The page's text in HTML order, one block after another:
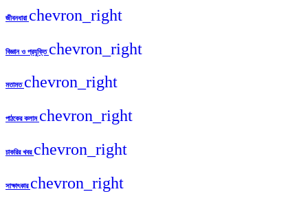
জীবনধারা chevron_right
বিজ্ঞান ও প্রযুক্তি chevron_right
মতামত chevron_right
পাঠকের কলাম chevron_right
চাকরির খবর chevron_right
সাক্ষাৎকার chevron_right